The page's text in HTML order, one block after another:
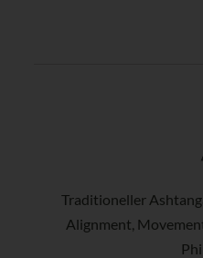
Traditioneller
Alignment,